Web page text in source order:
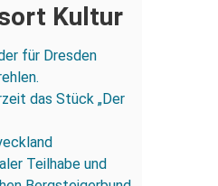
Kultur
für Dresden
das Stück „Der
Teilhabe und